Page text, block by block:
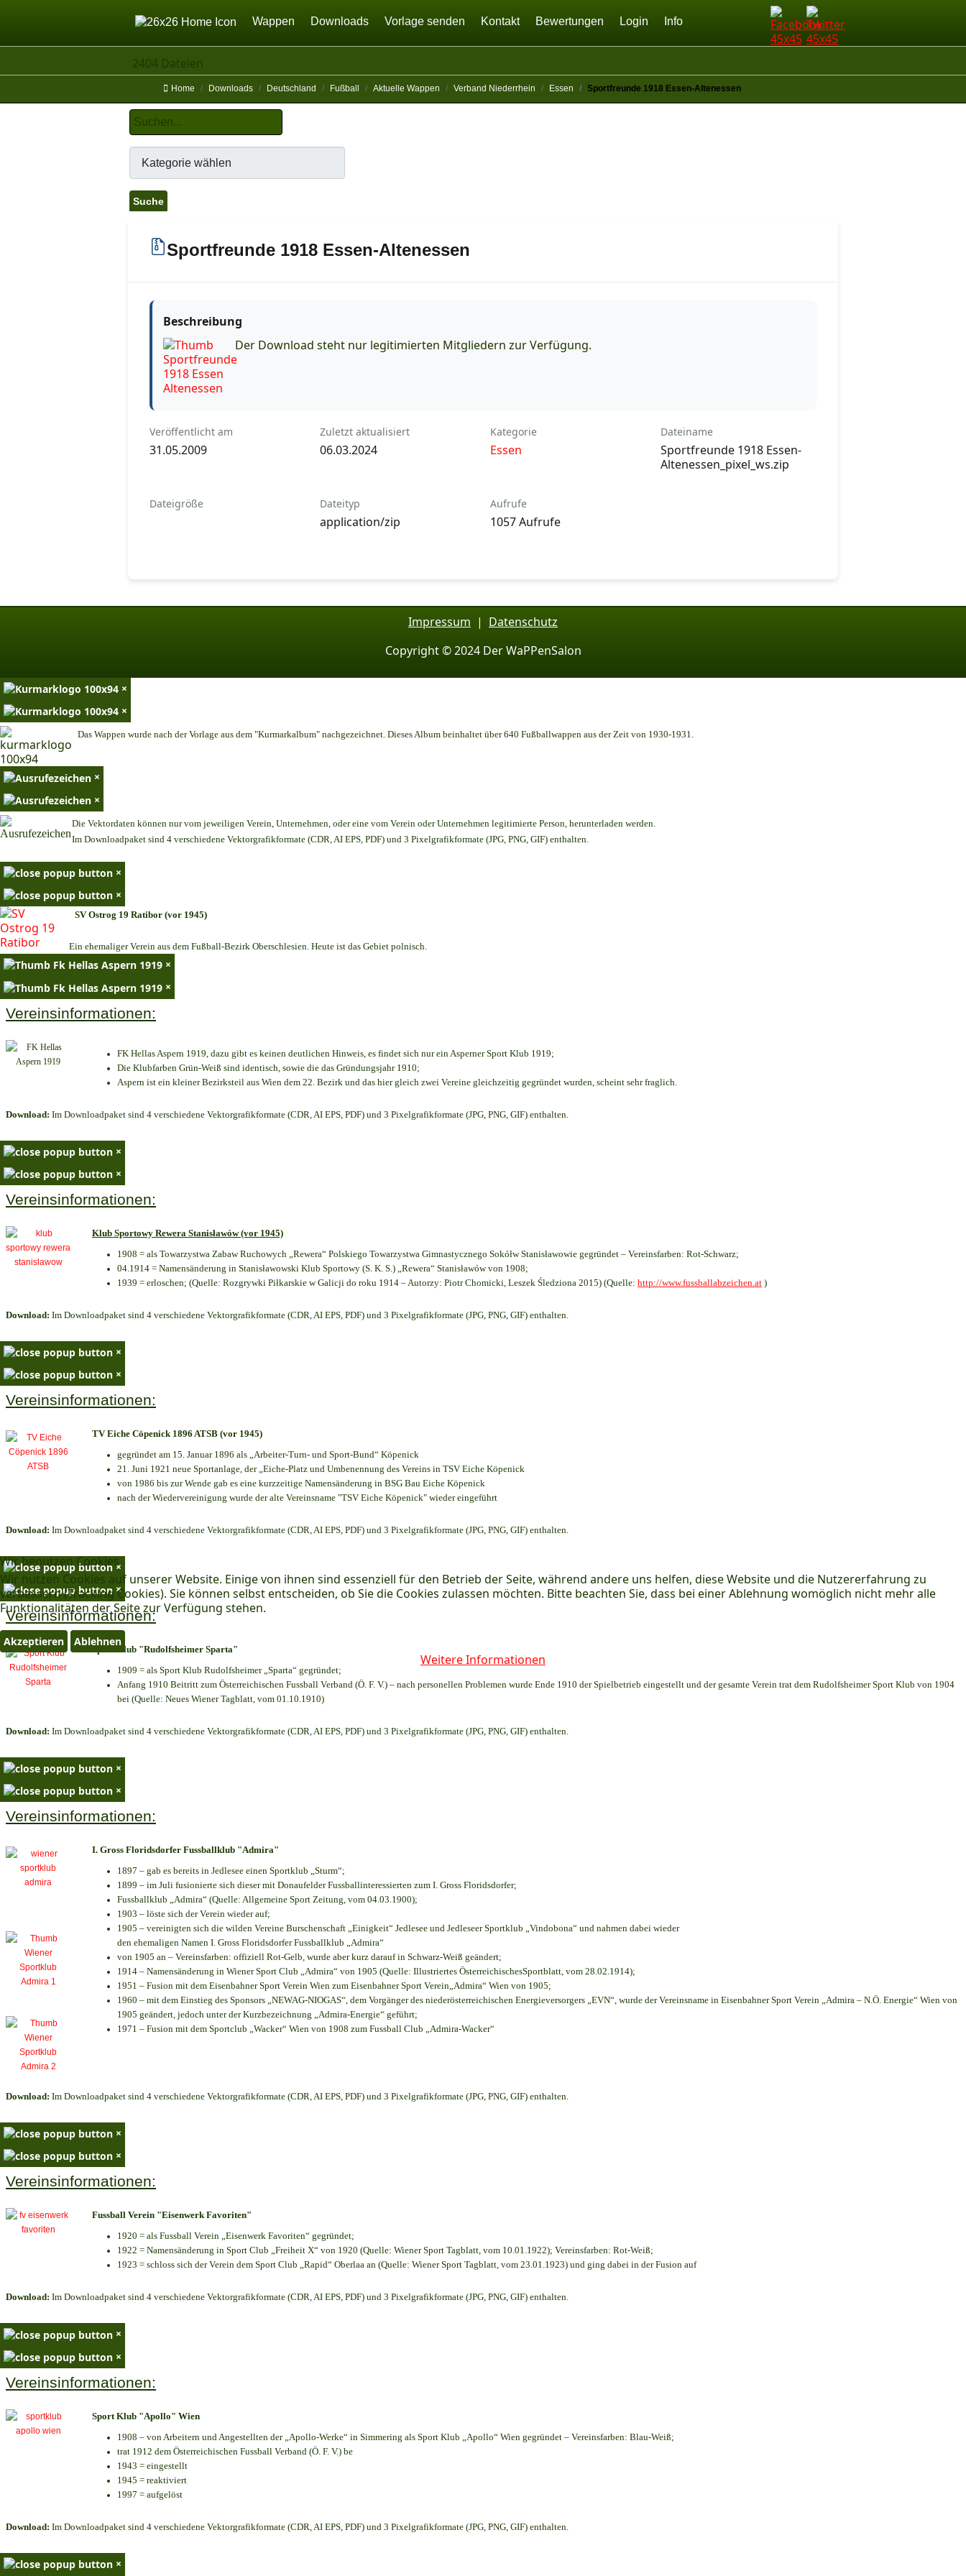
Home
Wappen Downloads Vorlage senden Kontakt Bewertungen Login Info
2404 Dateien
Home Downloads Deutschland Fußball Aktuelle Wappen Verband Niederrhein Essen Sportfreunde 1918 Essen-Altenessen
Sportfreunde 1918 Essen-Altenessen
Beschreibung
Der Download steht nur legitimierten Mitgliedern zur Verfügung.
Veröffentlicht am
31.05.2009
Zuletzt aktualisiert
06.03.2024
Kategorie
Essen
Dateiname
Sportfreunde 1918 Essen-
Altenessen_pixel_ws.zip
Dateigröße Dateityp
application/zip
Aufrufe
1057 Aufrufe
Impressum | Datenschutz
Copyright © 2024 Der WaPPenSalon
Wir benutzen Cookies
Wir nutzen Cookies auf unserer Website. Einige von ihnen sind essenziell für den Betrieb der Seite, während andere uns helfen, diese Website und die Nutzererfahrung zu
verbessern (Tracking Cookies). Sie können selbst entscheiden, ob Sie die Cookies zulassen möchten. Bitte beachten Sie, dass bei einer Ablehnung womöglich nicht mehr alle
Funktionalitäten der Seite zur Verfügung stehen.
Akzeptieren Ablehnen
Weitere Informationen
×
×
Das Wappen wurde nach der Vorlage aus dem "Kurmarkalbum" nachgezeichnet. Dieses Album beinhaltet über 640 Fußballwappen aus der Zeit von 1930-1931.
×
×
Die Vektordaten können nur vom jeweiligen Verein, Unternehmen, oder eine vom Verein oder Unternehmen legitimierte Person, herunterladen werden.
Im Downloadpaket sind 4 verschiedene Vektorgrafikformate (CDR, AI EPS, PDF) und 3 Pixelgrafikformate (JPG, PNG, GIF) enthalten.
×
×
SV Ostrog 19 Ratibor (vor 1945)
Ein ehemaliger Verein aus dem Fußball-Bezirk Oberschlesien. Heute ist das Gebiet polnisch.
×
×
Vereinsinformationen:
FK Hellas Aspern 1919, dazu gibt es keinen deutlichen Hinweis, es findet sich nur ein Asperner Sport Klub 1919;
Die Klubfarben Grün-Weiß sind identisch, sowie die das Gründungsjahr 1910;
Aspern ist ein kleiner Bezirksteil aus Wien dem 22. Bezirk und das hier gleich zwei Vereine gleichzeitig gegründet wurden, scheint sehr fraglich.
Download: Im Downloadpaket sind 4 verschiedene Vektorgrafikformate (CDR, AI EPS, PDF) und 3 Pixelgrafikformate (JPG, PNG, GIF) enthalten.
×
×
Vereinsinformationen:
Klub Sportowy Rewera Stanisławów (vor 1945)
1908 = als Towarzystwa Zabaw Ruchowych „Rewera“ Polskiego Towarzystwa Gimnastycznego Sokółw Stanisławowie gegründet – Vereinsfarben: Rot-Schwarz;
04.1914 = Namensänderung in Stanisławowski Klub Sportowy (S. K. S.) „Rewera“ Stanisławów von 1908;
1939 = erloschen; (Quelle: Rozgrywki Piłkarskie w Galicji do roku 1914 – Autorzy: Piotr Chomicki, Leszek Śledziona 2015) (Quelle: http://www.fussballabzeichen.at )
Download: Im Downloadpaket sind 4 verschiedene Vektorgrafikformate (CDR, AI EPS, PDF) und 3 Pixelgrafikformate (JPG, PNG, GIF) enthalten.
×
×
Vereinsinformationen:
TV Eiche Cöpenick 1896 ATSB (vor 1945)
gegründet am 15. Januar 1896 als „Arbeiter-Turn- und Sport-Bund“ Köpenick
21. Juni 1921 neue Sportanlage, der „Eiche-Platz und Umbenennung des Vereins in TSV Eiche Köpenick
von 1986 bis zur Wende gab es eine kurzzeitige Namensänderung in BSG Bau Eiche Köpenick
nach der Wiedervereinigung wurde der alte Vereinsname "TSV Eiche Köpenick" wieder eingeführt
Download: Im Downloadpaket sind 4 verschiedene Vektorgrafikformate (CDR, AI EPS, PDF) und 3 Pixelgrafikformate (JPG, PNG, GIF) enthalten.
×
×
Vereinsinformationen:
Sport Klub "Rudolfsheimer Sparta"
1909 = als Sport Klub Rudolfsheimer „Sparta“ gegründet;
Anfang 1910 Beitritt zum Österreichischen Fussball Verband (Ö. F. V.) – nach personellen Problemen wurde Ende 1910 der Spielbetrieb eingestellt und der gesamte Verein trat dem Rudolfsheimer Sport Klub von 1904
bei (Quelle: Neues Wiener Tagblatt, vom 01.10.1910)
Download: Im Downloadpaket sind 4 verschiedene Vektorgrafikformate (CDR, AI EPS, PDF) und 3 Pixelgrafikformate (JPG, PNG, GIF) enthalten.
×
×
Vereinsinformationen:
I. Gross Floridsdorfer Fussballklub "Admira"
1897 – gab es bereits in Jedlesee einen Sportklub „Sturm“;
1899 – im Juli fusionierte sich dieser mit Donaufelder Fussballinteressierten zum I. Gross Floridsdorfer;
Fussballklub „Admira“ (Quelle: Allgemeine Sport Zeitung, vom 04.03.1900);
1903 – löste sich der Verein wieder auf;
1905 – vereinigten sich die wilden Vereine Burschenschaft „Einigkeit“ Jedlesee und Jedleseer Sportklub „Vindobona“ und nahmen dabei wieder
den ehemaligen Namen I. Gross Floridsdorfer Fussballklub „Admira“
von 1905 an – Vereinsfarben: offiziell Rot-Gelb, wurde aber kurz darauf in Schwarz-Weiß geändert;
1914 – Namensänderung in Wiener Sport Club „Admira“ von 1905 (Quelle: Illustriertes ÖsterreichischesSportblatt, vom 28.02.1914);
1951 – Fusion mit dem Eisenbahner Sport Verein Wien zum Eisenbahner Sport Verein„Admira“ Wien von 1905;
1960 – mit dem Einstieg des Sponsors „NEWAG-NIOGAS“, dem Vorgänger des niederösterreichischen Energieversorgers „EVN“, wurde der Vereinsname in Eisenbahner Sport Verein „Admira – N.Ö. Energie“ Wien von
1905 geändert, jedoch unter der Kurzbezeichnung „Admira-Energie“ geführt;
1971 – Fusion mit dem Sportclub „Wacker“ Wien von 1908 zum Fussball Club „Admira-Wacker“
Download: Im Downloadpaket sind 4 verschiedene Vektorgrafikformate (CDR, AI EPS, PDF) und 3 Pixelgrafikformate (JPG, PNG, GIF) enthalten.
×
×
Vereinsinformationen:
Fussball Verein "Eisenwerk Favoriten"
1920 = als Fussball Verein „Eisenwerk Favoriten“ gegründet;
1922 = Namensänderung in Sport Club „Freiheit X“ von 1920 (Quelle: Wiener Sport Tagblatt, vom 10.01.1922); Vereinsfarben: Rot-Weiß;
1923 = schloss sich der Verein dem Sport Club „Rapid“ Oberlaa an (Quelle: Wiener Sport Tagblatt, vom 23.01.1923) und ging dabei in der Fusion auf
Download: Im Downloadpaket sind 4 verschiedene Vektorgrafikformate (CDR, AI EPS, PDF) und 3 Pixelgrafikformate (JPG, PNG, GIF) enthalten.
×
×
Vereinsinformationen:
Sport Klub "Apollo" Wien
1908 – von Arbeitern und Angestellten der „Apollo-Werke“ in Simmering als Sport Klub „Apollo“ Wien gegründet – Vereinsfarben: Blau-Weiß;
trat 1912 dem Österreichischen Fussball Verband (Ö. F. V.) be
1943 = eingestellt
1945 = reaktiviert
1997 = aufgelöst
Download: Im Downloadpaket sind 4 verschiedene Vektorgrafikformate (CDR, AI EPS, PDF) und 3 Pixelgrafikformate (JPG, PNG, GIF) enthalten.
×